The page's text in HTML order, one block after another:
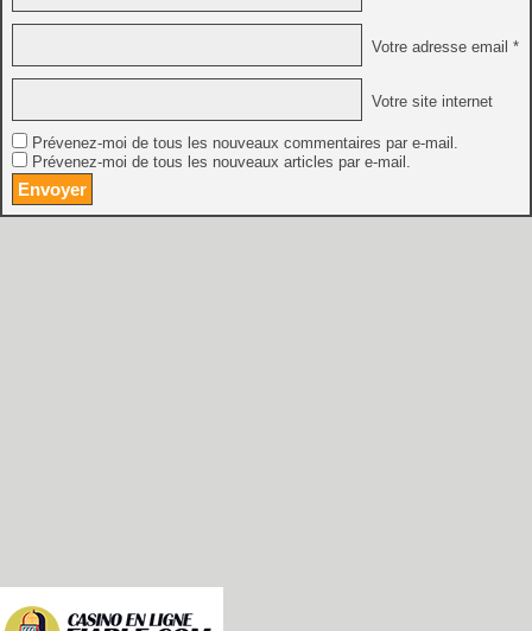
Votre adresse email *
Votre site internet
Prévenez-moi de tous les nouveaux commentaires par e-mail.
Prévenez-moi de tous les nouveaux articles par e-mail.